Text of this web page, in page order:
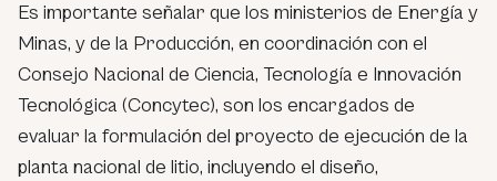
Es importante señalar que los ministerios de Energía y
Minas, y de la Producción, en coordinación con el
Consejo Nacional de Ciencia, Tecnología e Innovación
Tecnológica (Concytec), son los encargados de
evaluar la formulación del proyecto de ejecución de la
planta nacional de litio, incluyendo el diseño,